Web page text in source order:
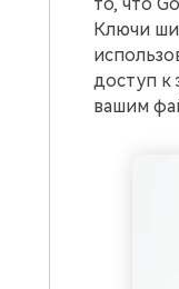
Ключи
доступ к
вашим